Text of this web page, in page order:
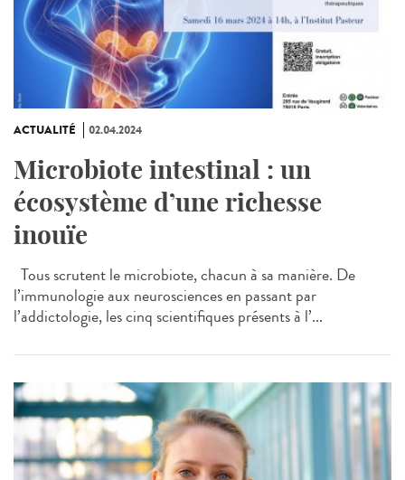
ACTUALITÉ 02.04.2024
Microbiote intestinal : un
écosystème d’une richesse
inouïe
Tous scrutent le microbiote, chacun à sa manière. De
l’immunologie aux neurosciences en passant par
l’addictologie, les cinq scientifiques présents à l’...